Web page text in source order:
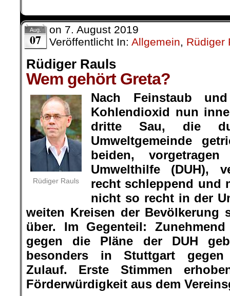
Aug.
07
on 7. August 2019
Veröffentlicht In: Allgemein, Rüdiger
Rüdiger Rauls
Wem gehört Greta?
Rüdiger Rauls
Nach Feinstaub
Kohlendioxid nun
dritte Sau, die
Umweltgemeinde
beiden,
Umwelthilfe (DUH),
recht schleppend und
nicht so recht in der
weiten Kreisen der Bevölkerung
über. Im Gegenteil:
gegen die Pläne der DUH
besonders in Stuttgart gegen
Zulauf. Erste Stimmen
Förderwürdigkeit aus dem